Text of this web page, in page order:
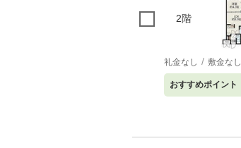
2階
礼金なし 敷金なし
おすすめポイント